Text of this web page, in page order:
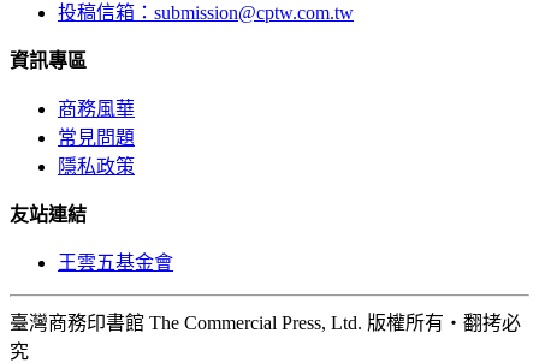
投稿信箱： submission@cptw.com.tw
資訊專區
商務風華
常見問題
隱私政策
友站連結
王雲五基金會
臺灣商務印書館 The Commercial Press, Ltd. 版權所有‧翻拷必
究